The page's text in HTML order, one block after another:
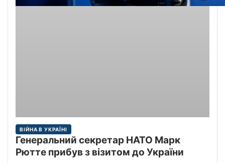
ВІЙНА В УКРАЇНІ
Генеральний секретар НАТО Марк
Рютте прибув з візитом до України